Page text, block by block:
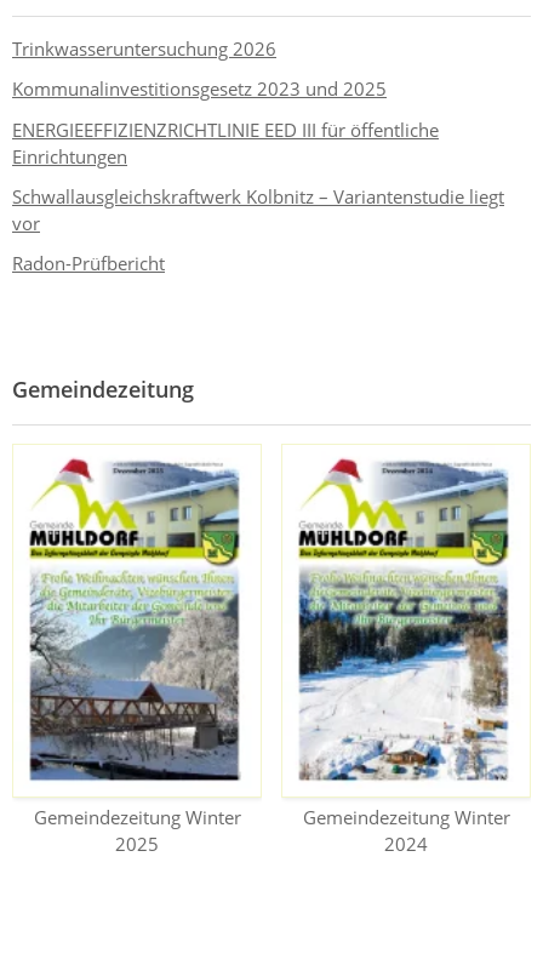
Trinkwasseruntersuchung 2026
Kommunalinvestitionsgesetz 2023 und 2025
ENERGIEEFFIZIENZRICHTLINIE EED III für öffentliche
Einrichtungen
Schwallausgleichskraftwerk Kolbnitz – Variantenstudie liegt
vor
Radon-Prüfbericht
Gemeindezeitung
Gemeindezeitung Winter
2025
Gemeindezeitung Winter
2024